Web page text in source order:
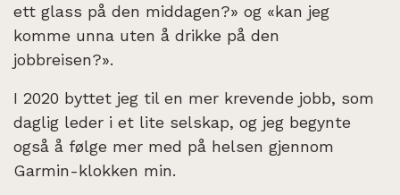
ett glass på den middagen?» og «kan jeg
komme unna uten å drikke på den
jobbreisen?».
I 2020 byttet jeg til en mer krevende jobb, som
daglig leder i et lite selskap, og jeg begynte
også å følge mer med på helsen gjennom
Garmin-klokken min.